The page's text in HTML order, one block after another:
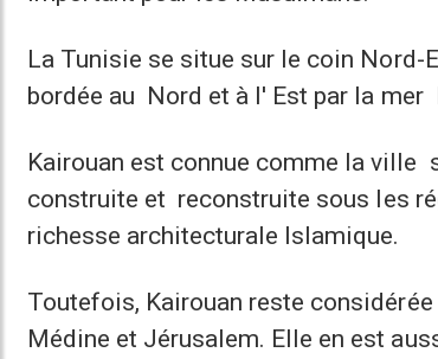
La Tunisie se situe sur le coin Nord-
bordée au Nord et à l' Est par la mer
Kairouan est connue comme la ville
construite et reconstruite sous les
richesse architecturale Islamique.
Toutefois, Kairouan reste
Médine et Jérusalem. Elle en est